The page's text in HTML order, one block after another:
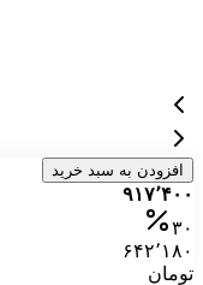
افزودن به سبد خرید
۹۱۷٬۴۰۰
۳۰
۶۴۲٬۱۸۰
تومان